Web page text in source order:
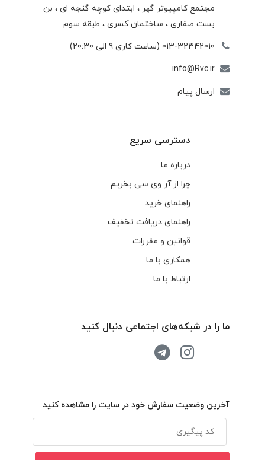
مجتمع كامپيوتر گهر ، ابتدای كوچه گنجه ای ، بن
بست صفاری ، ساختمان كسری ، طبقه سوم
013-32342010 (ساعت کاری 9 الی 20:30)
info@Rvc.ir
ارسال پیام
دسترسی سریع
درباره ما
چرا از آر وی سی بخریم
راهنمای خرید
راهنمای دریافت تخفیف
قوانین و مقررات
همکاری با ما
ارتباط با ما
ما را در شبکه‌های اجتماعی دنبال کنید
آخرین وضعیت سفارش خود در سایت را مشاهده کنید